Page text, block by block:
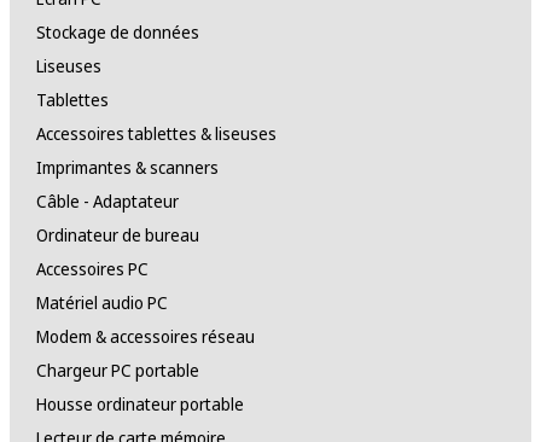
Stockage de données
Liseuses
Tablettes
Accessoires tablettes & liseuses
Imprimantes & scanners
Câble - Adaptateur
Ordinateur de bureau
Accessoires PC
Matériel audio PC
Modem & accessoires réseau
Chargeur PC portable
Housse ordinateur portable